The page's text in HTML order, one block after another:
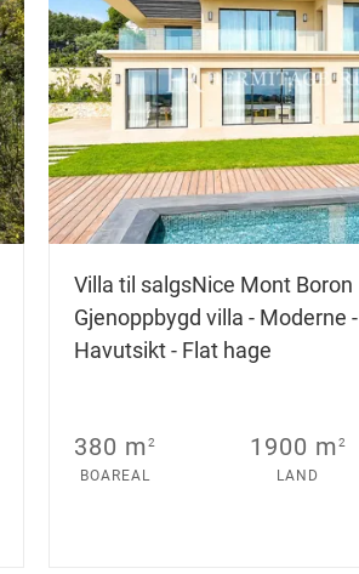
Villa til salgsNice Mont Boron
Gjenoppbygd villa - Moderne -
Havutsikt - Flat hage
380 m2
BOAREAL
1900 m2
LAND